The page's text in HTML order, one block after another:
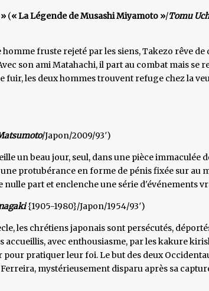
(« La Légende de Musashi Miyamoto »/Tomu
homme fruste rejeté par les siens, Takezo rêve
son ami Matahachi, il part au combat mais se
fuir, les deux hommes trouvent refuge chez la
/Japon/2009/93′)
un beau jour, seul, dans une pièce immaculée
protubérance en forme de pénis fixée sur au
part et enclenche une série d'événements
{1905-1980}/Japon/1954/93′)
les chrétiens japonais sont persécutés,
accueillis, avec enthousiasme, par les kakure
pour pratiquer leur foi. Le but des deux
mystérieusement disparu après sa